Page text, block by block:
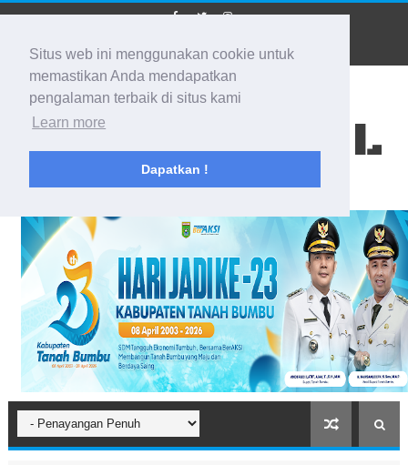
Situs web ini menggunakan cookie untuk
memastikan Anda mendapatkan
pengalaman terbaik di situs kami
Learn more
Dapatkan !
BIDIK KALSEL
Membidik Ke Segala Arah